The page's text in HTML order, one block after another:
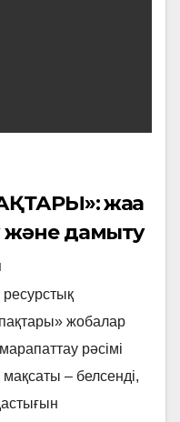
жаңа
және дамыту
жобалар
рәсімі
– белсенді,